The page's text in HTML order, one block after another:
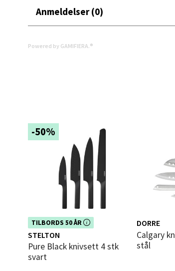
Anmeldelser (0)
Powered by GAMIFIERA.®
-50%
TILBORDS 50 ÅR
Dette produktet er inkludert i vår
kampanje. Benytt deg av rabatten i
dag!
STELTON
Pure Black knivsett 4 stk
svart
DORRE
Calgary knivsett 5 kniver i
stål